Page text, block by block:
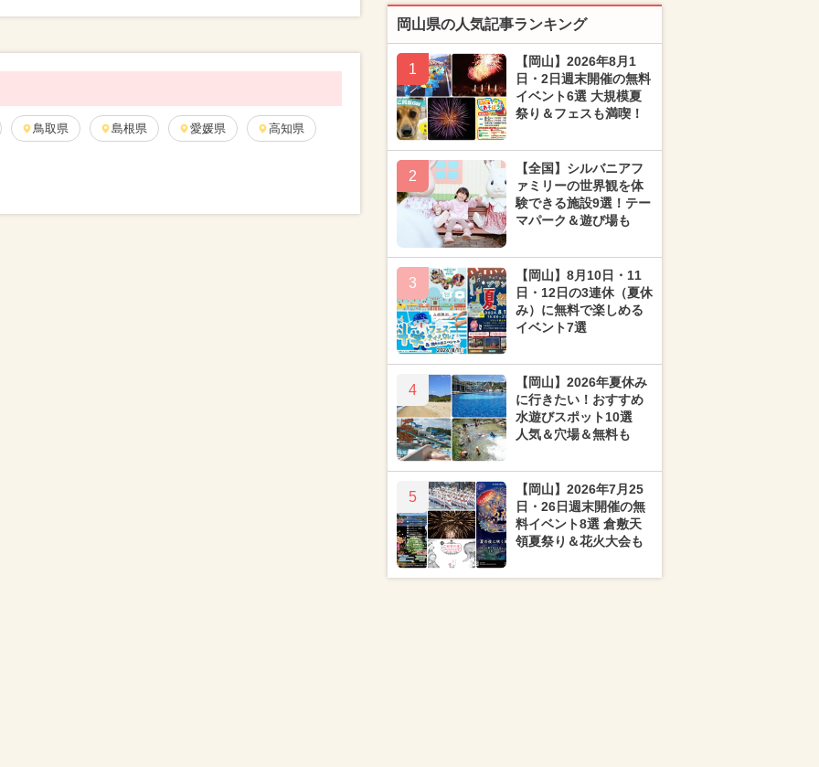
鳥取県 島根県 愛媛県 高知県
岡山県の人気記事ランキング
1
【岡山】2026年8月1
日・2日週末開催の無料
イベント6選 大規模夏
祭り＆フェスも満喫！
2
【全国】シルバニアフ
ァミリーの世界観を体
験できる施設9選！テー
マパーク＆遊び場も
3
【岡山】8月10日・11
日・12日の3連休（夏休
み）に無料で楽しめる
イベント7選
4
【岡山】2026年夏休み
に行きたい！おすすめ
水遊びスポット10選
人気＆穴場＆無料も
5
【岡山】2026年7月25
日・26日週末開催の無
料イベント8選 倉敷天
領夏祭り＆花火大会も